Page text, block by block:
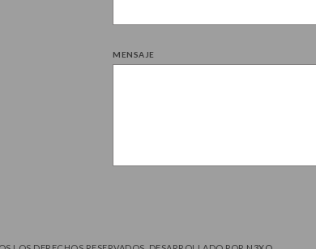
MENSAJE